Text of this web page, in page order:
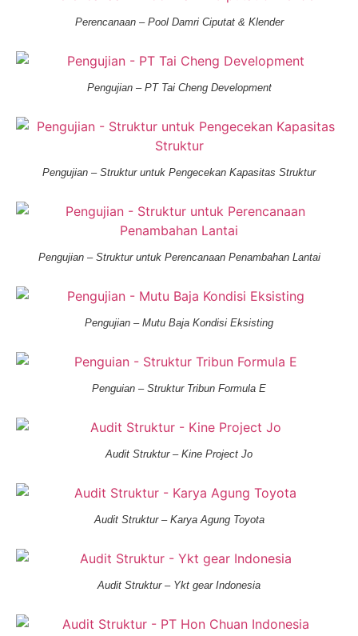
Perencanaan – Pool Damri Ciputat & Klender
Pengujian – PT Tai Cheng Development
Pengujian – Struktur untuk Pengecekan Kapasitas Struktur
Pengujian – Struktur untuk Perencanaan Penambahan Lantai
Pengujian – Mutu Baja Kondisi Eksisting
Penguian – Struktur Tribun Formula E
Audit Struktur – Kine Project Jo
Audit Struktur – Karya Agung Toyota
Audit Struktur – Ykt gear Indonesia